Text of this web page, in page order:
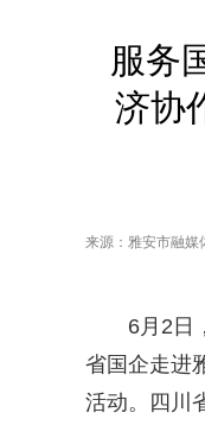
服务
济协
来源：雅安市融媒
6月2日
省国企走进
活动。四川